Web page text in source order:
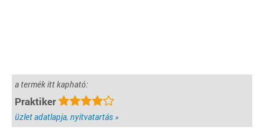
a termék itt kapható:
Praktiker
üzlet adatlapja, nyitvatartás »